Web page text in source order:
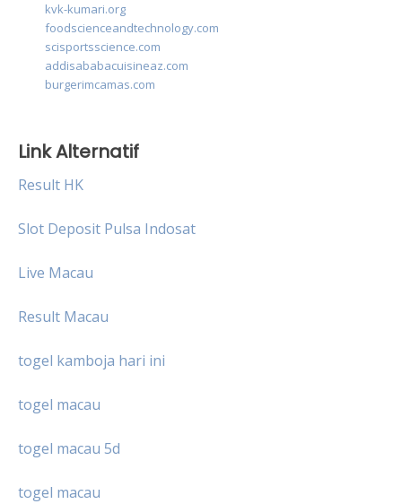
kvk-kumari.org
foodscienceandtechnology.com
scisportsscience.com
addisababacuisineaz.com
burgerimcamas.com
Link Alternatif
Result HK
Slot Deposit Pulsa Indosat
Live Macau
Result Macau
togel kamboja hari ini
togel macau
togel macau 5d
togel macau